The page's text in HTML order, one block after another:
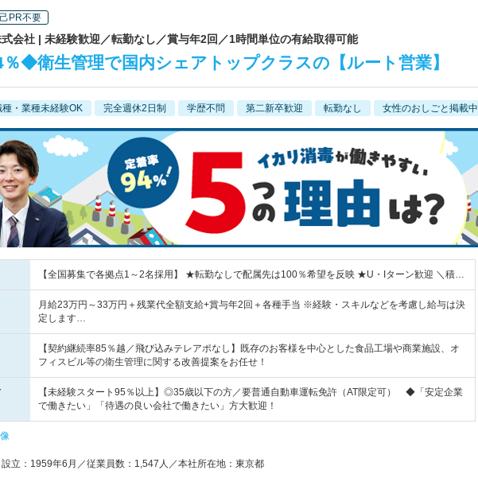
PR不要
会社 | 未経験歓迎／転勤なし／賞与年2回／1時間単位の有給取得可能
％◆衛生管理で国内シェアトップクラスの【ルート営業】
種・業種未経験OK 完全週休2日制 学歴不問 第二新卒歓迎 転勤なし 女性のおしごと掲載中
【全国募集で各拠点1～2名採用】 ★転勤なしで配属先は100％希望を反映 ★U・Iターン歓迎 ＼積…
月給23万円～33万円＋残業代全額支給+賞与年2回＋各種手当 ※経験・スキルなどを考慮し給与は決
定します…
【契約継続率85％越／飛び込みテレアポなし】既存のお客様を中心とした食品工場や商業施設、オ
フィスビル等の衛生管理に関する改善提案をお任せ！
【未経験スタート95％以上】◎35歳以下の方／要普通自動車運転免許（AT限定可） ◆「安定企業
で働きたい」「待遇の良い会社で働きたい」方大歓迎！
設立：1959年6月／従業員数：1,547人／本社所在地：東京都